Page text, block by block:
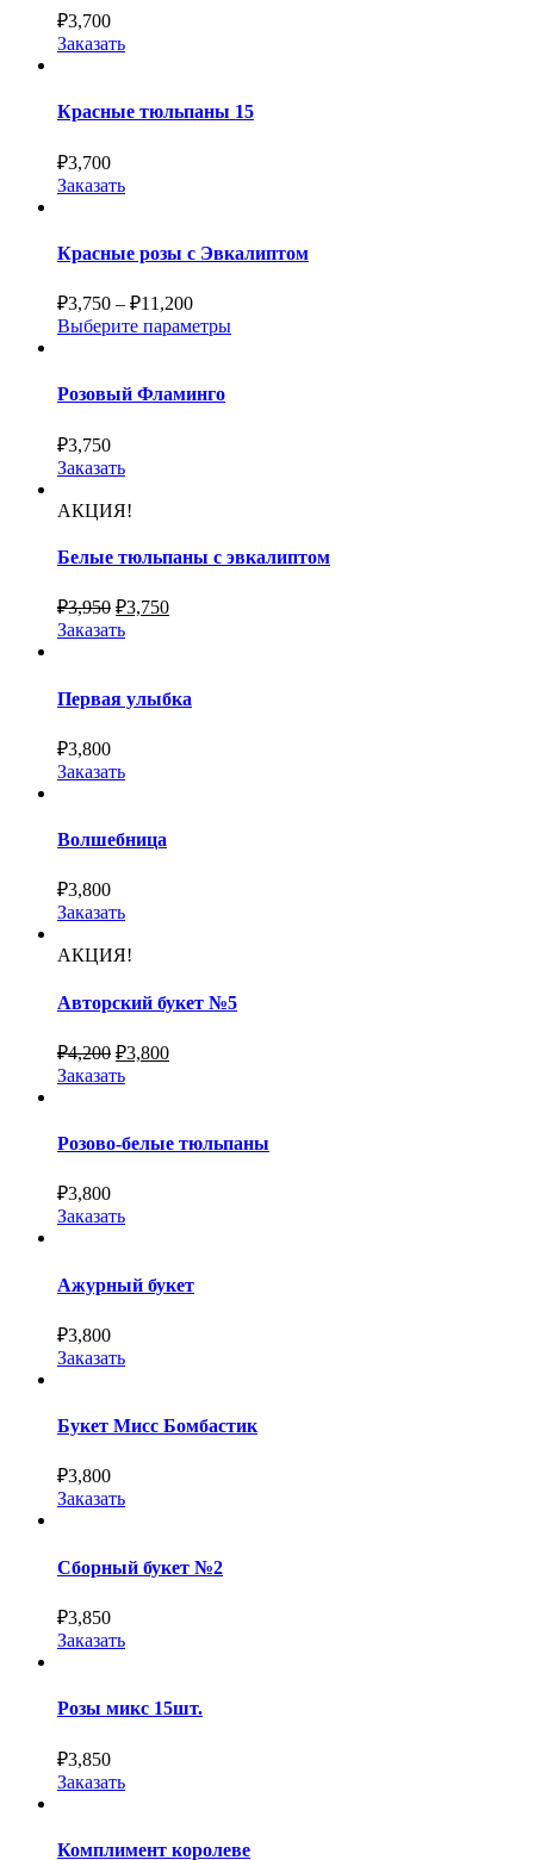
₽3,700
Заказать
Красные тюльпаны 15
₽3,700
Заказать
Красные розы с Эвкалиптом
₽3,750 – ₽11,200
Выберите параметры
Розовый Фламинго
₽3,750
Заказать
АКЦИЯ!
Белые тюльпаны с эвкалиптом
₽3,950 ₽3,750
Заказать
Первая улыбка
₽3,800
Заказать
Волшебница
₽3,800
Заказать
АКЦИЯ!
Авторский букет №5
₽4,200 ₽3,800
Заказать
Розово-белые тюльпаны
₽3,800
Заказать
Ажурный букет
₽3,800
Заказать
Букет Мисс Бомбастик
₽3,800
Заказать
Сборный букет №2
₽3,850
Заказать
Розы микс 15шт.
₽3,850
Заказать
Комплимент королеве